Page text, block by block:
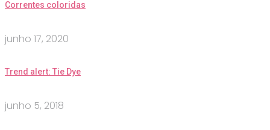
Correntes coloridas
junho 17, 2020
Trend alert: Tie Dye
junho 5, 2018